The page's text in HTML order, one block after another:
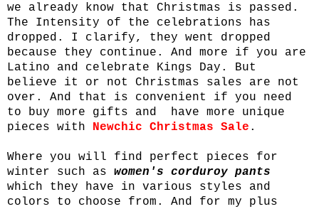
we already know that Christmas is passed.
The Intensity of the celebrations has
dropped. I clarify, they went dropped
because they continue. And more if you are
Latino and celebrate Kings Day. But
believe it or not Christmas sales are not
over. And that is convenient if you need
to buy more gifts and have more unique
pieces with Newchic Christmas Sale .
Where you will find perfect pieces for
winter such as women's corduroy pants
which they have in various styles and
colors to choose from. And for my plus